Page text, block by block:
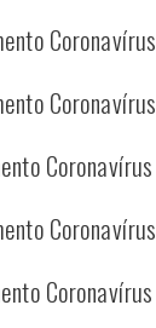
Coronavírus
Coronavírus
Coronavírus
Coronavírus
Coronavírus